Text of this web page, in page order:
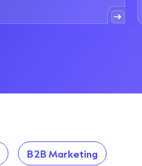
B2B Marketing